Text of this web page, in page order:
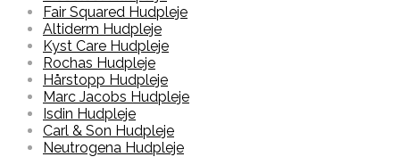
Fair Squared Hudpleje
Altiderm Hudpleje
Kyst Care Hudpleje
Rochas Hudpleje
Hårstopp Hudpleje
Marc Jacobs Hudpleje
Isdin Hudpleje
Carl & Son Hudpleje
Neutrogena Hudpleje